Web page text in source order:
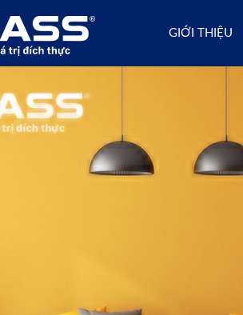
GIỚI THIỆU